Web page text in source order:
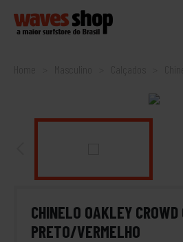
Home
CHINELO OAKLEY CROWD
PRETO/VERMELHO